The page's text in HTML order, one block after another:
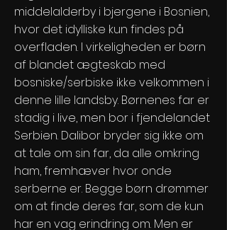
middelalderby i bjergene i Bosnien,
hvor det idylliske kun findes på
overfladen. I virkeligheden er børn
af blandet ægteskab med
bosniske/serbiske ikke velkommen i
denne lille landsby. Børnenes far er
stadig i live, men bor i fjendelandet
Serbien. Dalibor bryder sig ikke om
at tale om sin far, da alle omkring
ham, fremhæver hvor onde
serberne er. Begge børn drømmer
om at finde deres far, som de kun
har en vag erindring om. Men er